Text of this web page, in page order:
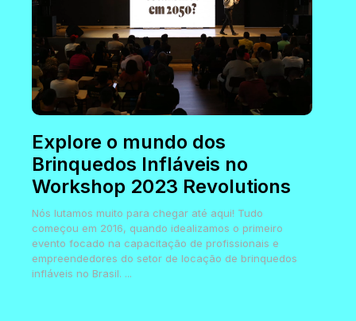
Explore o mundo dos
Brinquedos Infláveis no
Workshop 2023 Revolutions
Nós lutamos muito para chegar até aqui! Tudo
começou em 2016, quando idealizamos o primeiro
evento focado na capacitação de profissionais e
empreendedores do setor de locação de brinquedos
infláveis no Brasil. ...